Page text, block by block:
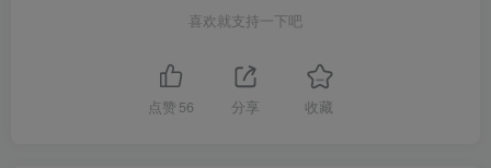
喜欢就支持一下吧
点赞 56 分享 收藏